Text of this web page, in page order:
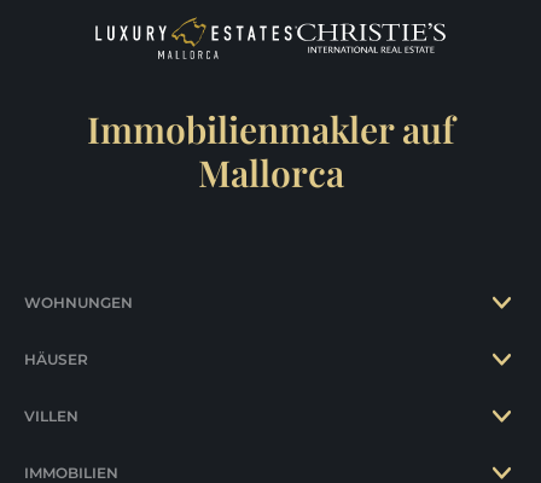
Immobilienmakler auf
Mallorca
WOHNUNGEN
HÄUSER
VILLEN
IMMOBILIEN